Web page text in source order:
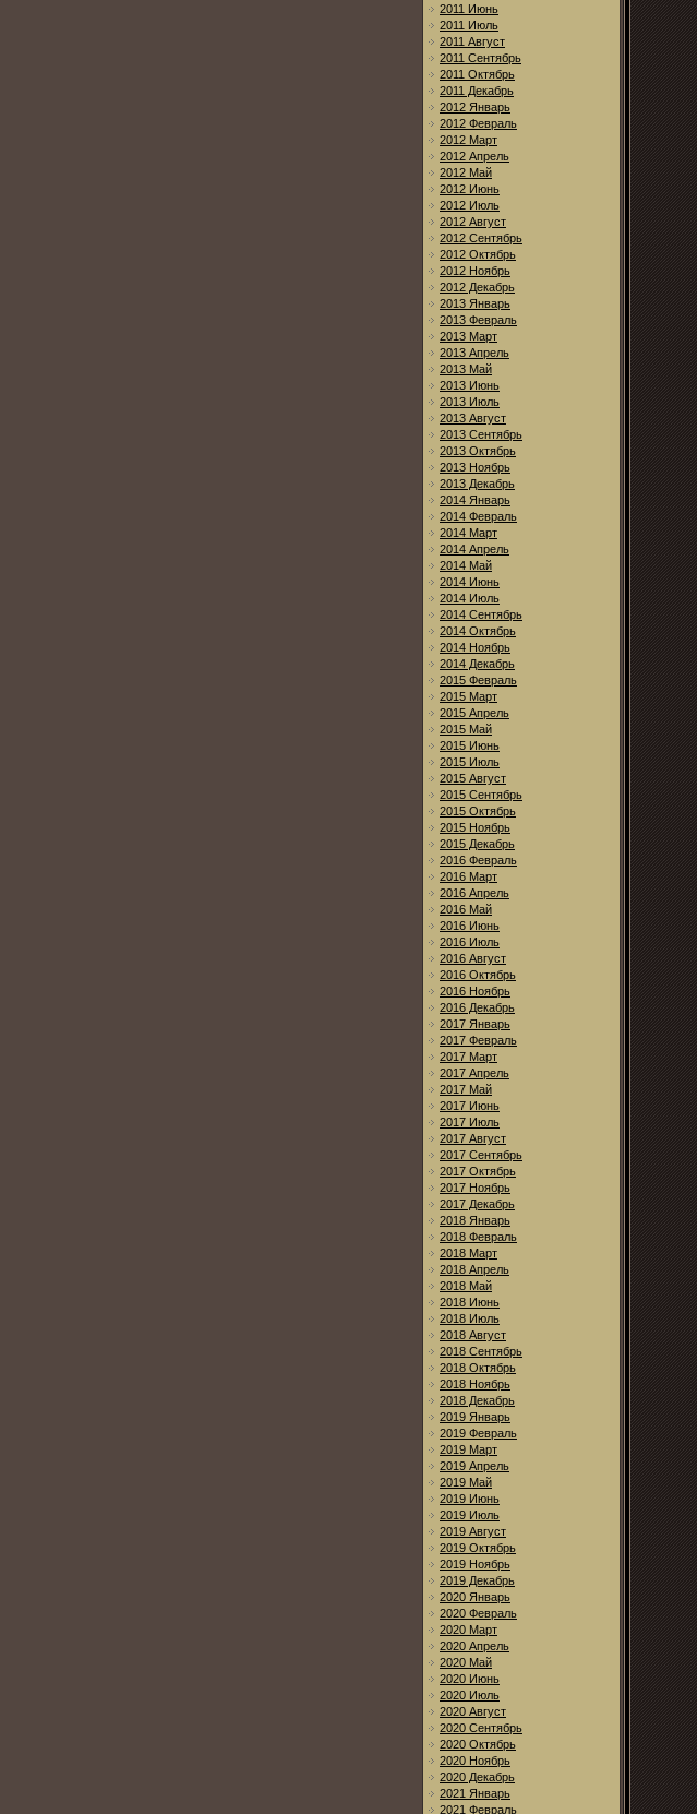
2011 Июнь
2011 Июль
2011 Август
2011 Сентябрь
2011 Октябрь
2011 Декабрь
2012 Январь
2012 Февраль
2012 Март
2012 Апрель
2012 Май
2012 Июнь
2012 Июль
2012 Август
2012 Сентябрь
2012 Октябрь
2012 Ноябрь
2012 Декабрь
2013 Январь
2013 Февраль
2013 Март
2013 Апрель
2013 Май
2013 Июнь
2013 Июль
2013 Август
2013 Сентябрь
2013 Октябрь
2013 Ноябрь
2013 Декабрь
2014 Январь
2014 Февраль
2014 Март
2014 Апрель
2014 Май
2014 Июнь
2014 Июль
2014 Сентябрь
2014 Октябрь
2014 Ноябрь
2014 Декабрь
2015 Февраль
2015 Март
2015 Апрель
2015 Май
2015 Июнь
2015 Июль
2015 Август
2015 Сентябрь
2015 Октябрь
2015 Ноябрь
2015 Декабрь
2016 Февраль
2016 Март
2016 Апрель
2016 Май
2016 Июнь
2016 Июль
2016 Август
2016 Октябрь
2016 Ноябрь
2016 Декабрь
2017 Январь
2017 Февраль
2017 Март
2017 Апрель
2017 Май
2017 Июнь
2017 Июль
2017 Август
2017 Сентябрь
2017 Октябрь
2017 Ноябрь
2017 Декабрь
2018 Январь
2018 Февраль
2018 Март
2018 Апрель
2018 Май
2018 Июнь
2018 Июль
2018 Август
2018 Сентябрь
2018 Октябрь
2018 Ноябрь
2018 Декабрь
2019 Январь
2019 Февраль
2019 Март
2019 Апрель
2019 Май
2019 Июнь
2019 Июль
2019 Август
2019 Октябрь
2019 Ноябрь
2019 Декабрь
2020 Январь
2020 Февраль
2020 Март
2020 Апрель
2020 Май
2020 Июнь
2020 Июль
2020 Август
2020 Сентябрь
2020 Октябрь
2020 Ноябрь
2020 Декабрь
2021 Январь
2021 Февраль